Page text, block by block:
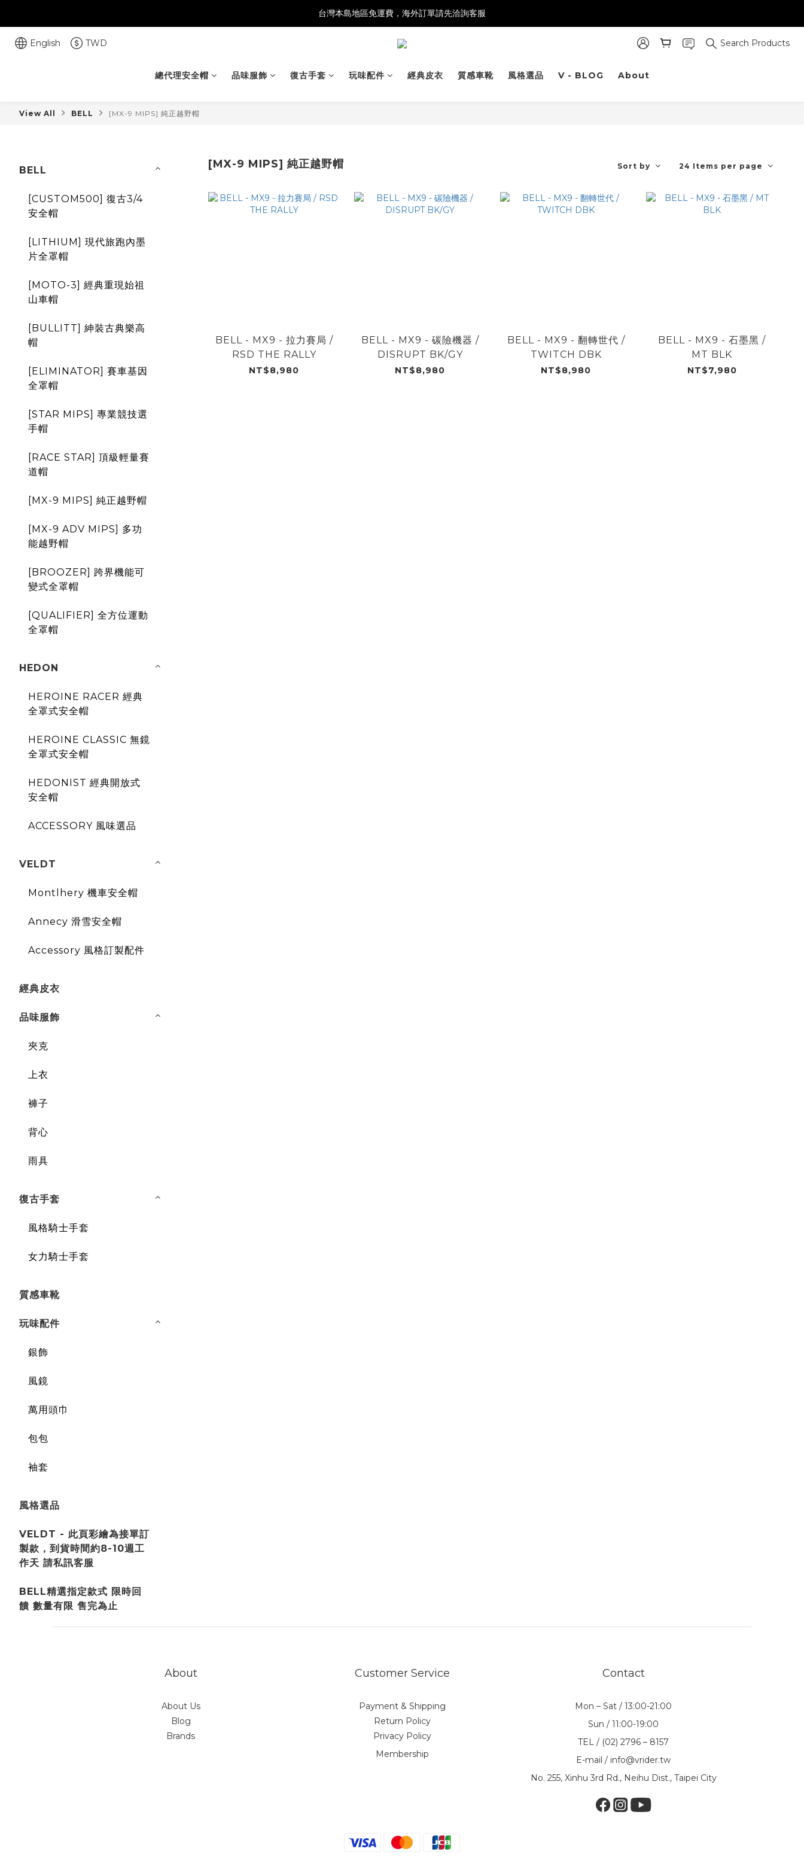
台灣本島地區免運費，海外訂單請先洽詢客服
English TWD Search Products
總代理安全帽 品味服飾 復古手套 玩味配件 經典皮衣 質感車靴 風格選品 V - BLOG About
View All BELL [MX-9 MIPS] 純正越野帽
BELL
[CUSTOM500] 復古3/4
安全帽
[LITHIUM] 現代旅跑內墨
片全罩帽
[MOTO-3] 經典重現始祖
山車帽
[BULLITT] 紳裝古典樂高
帽
[ELIMINATOR] 賽車基因
全罩帽
[STAR MIPS] 專業競技選
手帽
[RACE STAR] 頂級輕量賽
道帽
[MX-9 MIPS] 純正越野帽
[MX-9 ADV MIPS] 多功
能越野帽
[BROOZER] 跨界機能可
變式全罩帽
[QUALIFIER] 全方位運動
全罩帽
HEDON
HEROINE RACER 經典
全罩式安全帽
HEROINE CLASSIC 無鏡
全罩式安全帽
HEDONIST 經典開放式
安全帽
ACCESSORY 風味選品
VELDT
Montlhery 機車安全帽
Annecy 滑雪安全帽
Accessory 風格訂製配件
經典皮衣
品味服飾
夾克
上衣
褲子
背心
雨具
復古手套
風格騎士手套
女力騎士手套
質感車靴
玩味配件
銀飾
風鏡
萬用頭巾
包包
袖套
風格選品
VELDT - 此頁彩繪為接單訂
製款，到貨時間約8-10週工
作天 請私訊客服
BELL精選指定款式 限時回
饋 數量有限 售完為止
[MX-9 MIPS] 純正越野帽 Sort by 24 Items per page
BELL - MX9 - 拉力賽局 /
RSD THE RALLY
NT$8,980
BELL - MX9 - 碳險機器 /
DISRUPT BK/GY
NT$8,980
BELL - MX9 - 翻轉世代 /
TWITCH DBK
NT$8,980
BELL - MX9 - 石墨黑 /
MT BLK
NT$7,980
About
About Us
Blog
Brands
Customer Service
Payment & Shipping
Return Policy
Privacy Policy
Membership
Contact
Mon – Sat / 13:00-21:00
Sun / 11:00-19:00
TEL / (02) 2796 – 8157
E-mail / info@vrider.tw
No. 255, Xinhu 3rd Rd., Neihu Dist., Taipei City